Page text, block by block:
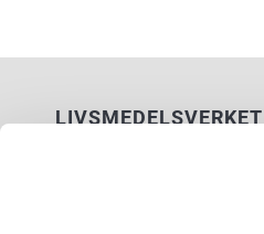
LIVSMEDELSVERKET